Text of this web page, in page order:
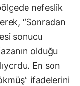
nefeslik
“Sonradan
sonucu
olduğu
En son
ifadelerini